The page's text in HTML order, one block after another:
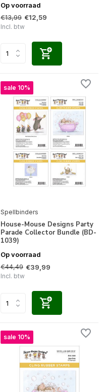
Op voorraad
€13,99 €12,59
Incl. btw
sale 10%
Spellbinders
House-Mouse Designs Party
Parade Collector Bundle (BD-
1039)
Op voorraad
€44,49 €39,99
Incl. btw
sale 10%